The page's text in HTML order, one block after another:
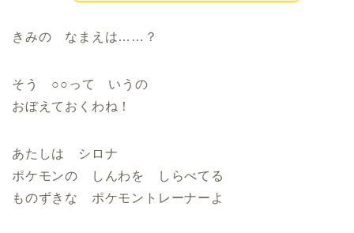
きみの なまえは……？
そう ○○って いうの
おぼえておくわね！
あたしは シロナ
ポケモンの しんわを しらべてる
ものずきな ポケモントレーナーよ